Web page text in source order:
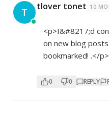
T tlover tonet 10
<p>I&#8217;d
on new blog
bookmarked! .</p>
0 0 REPLY